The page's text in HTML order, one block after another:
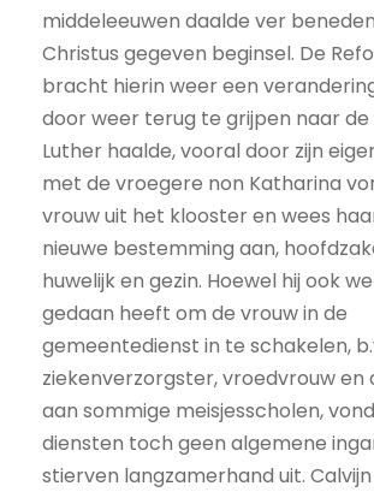
middeleeuwen daalde ver
Christus gegeven beginsel. De
bracht hierin weer een
door weer terug te grijpen naar de
Luther haalde, vooral door zijn
met de vroegere non Katharina
vrouw uit het klooster en wees
nieuwe bestemming aan,
huwelijk en gezin. Hoewel hij ook
gedaan heeft om de vrouw in de
gemeentedienst in te schakelen,
ziekenverzorgster, vroedvrouw en
aan sommige meisjesscholen,
diensten toch geen algemene
stierven langzamerhand uit.